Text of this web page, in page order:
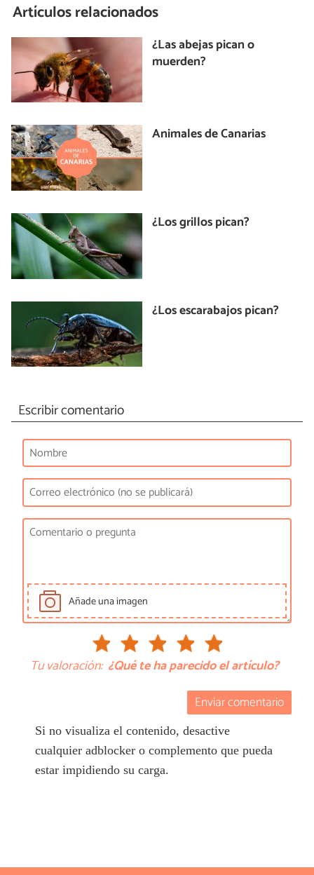
Artículos relacionados
¿Las abejas pican o
muerden?
Animales de Canarias
¿Los grillos pican?
¿Los escarabajos pican?
Escribir comentario
Añade una imagen
Tu valoración: ¿Qué te ha parecido el artículo?
Enviar comentario
Si no visualiza el contenido, desactive
cualquier adblocker o complemento que pueda
estar impidiendo su carga.